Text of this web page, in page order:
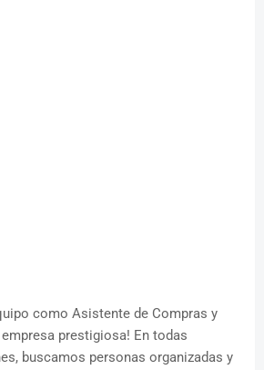
como Asistente de Compras y
prestigiosa! En todas
buscamos personas organizadas y